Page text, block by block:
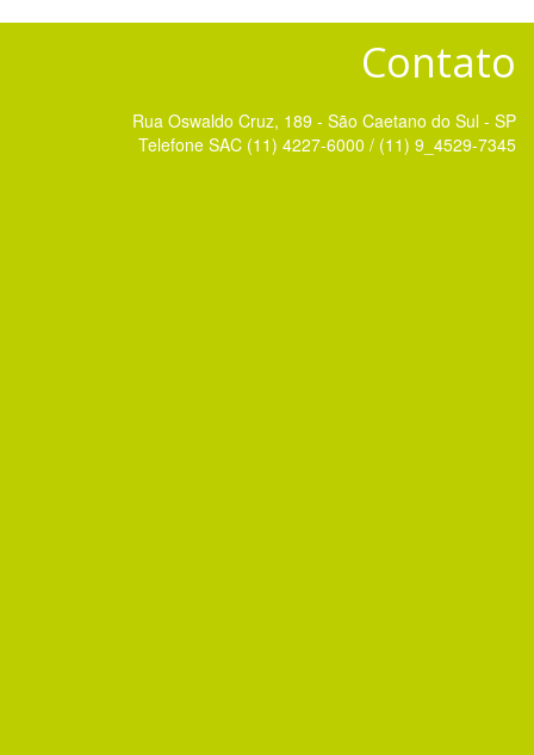
Contato
Rua Oswaldo Cruz, 189 - São Caetano do Sul - SP
Telefone SAC (11) 4227-6000 / (11) 9_4529-7345